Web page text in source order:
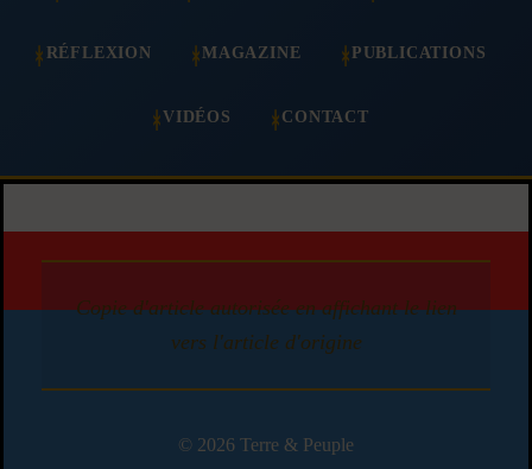
RÉFLEXION MAGAZINE PUBLICATIONS
VIDÉOS CONTACT
Copie d'article autorisée en affichant le lien
vers l'article d'origine
© 2026 Terre & Peuple